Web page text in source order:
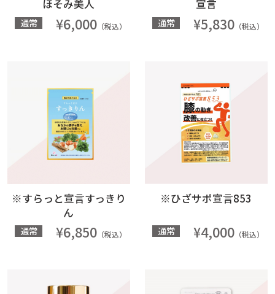
ほそみ美人
通常 ¥6,000 （税込）
宣言
通常 ¥5,830 （税込）
※すらっと宣言すっきり
ん
通常 ¥6,850 （税込）
※ひざサポ宣言853
通常 ¥4,000 （税込）